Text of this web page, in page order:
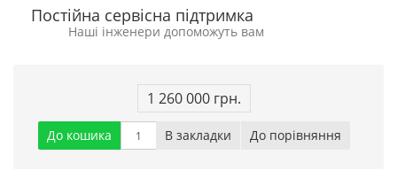
Постійна сервісна підтримка
Наші інженери допоможуть вам
1 260 000 грн.
До кошика В закладки До порівняння